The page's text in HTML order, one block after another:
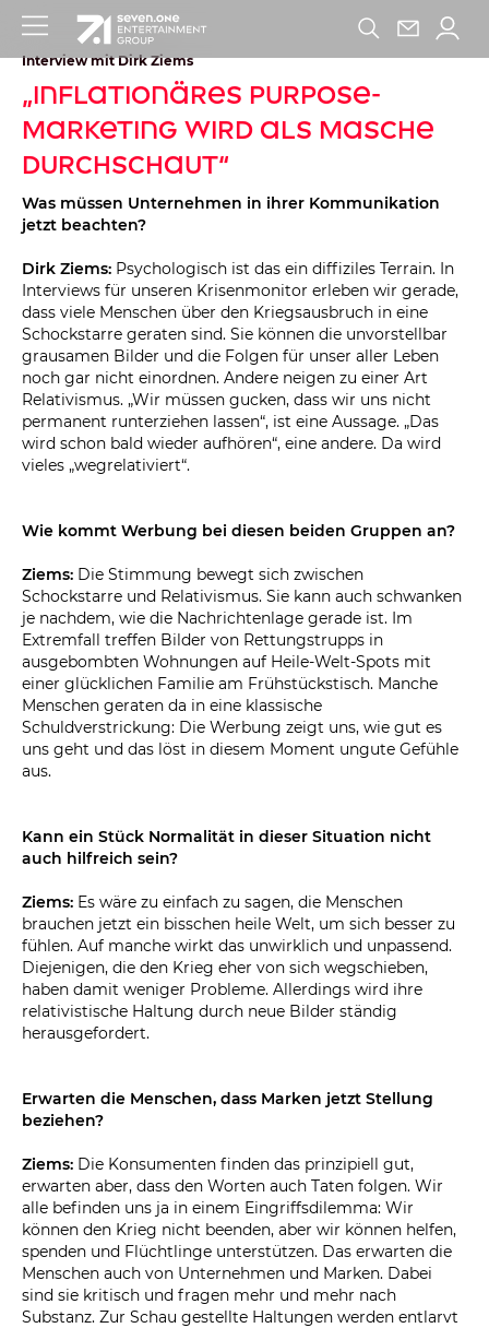
Interview mit Dirk Ziems
„Inflationäres Purpose-
Marketing wird als Masche
durchschaut“
Was müssen Unternehmen in ihrer Kommunikation
jetzt beachten?
Dirk Ziems: Psychologisch ist das ein diffiziles Terrain. In
Interviews für unseren Krisenmonitor erleben wir gerade,
dass viele Menschen über den Kriegsausbruch in eine
Schockstarre geraten sind. Sie können die unvorstellbar
grausamen Bilder und die Folgen für unser aller Leben
noch gar nicht einordnen. Andere neigen zu einer Art
Relativismus. „Wir müssen gucken, dass wir uns nicht
permanent runterziehen lassen“, ist eine Aussage. „Das
wird schon bald wieder aufhören“, eine andere. Da wird
vieles „wegrelativiert“.
Wie kommt Werbung bei diesen beiden Gruppen an?
Ziems: Die Stimmung bewegt sich zwischen
Schockstarre und Relativismus. Sie kann auch schwanken
je nachdem, wie die Nachrichtenlage gerade ist. Im
Extremfall treffen Bilder von Rettungstrupps in
ausgebombten Wohnungen auf Heile-Welt-Spots mit
einer glücklichen Familie am Frühstückstisch. Manche
Menschen geraten da in eine klassische
Schuldverstrickung: Die Werbung zeigt uns, wie gut es
uns geht und das löst in diesem Moment ungute Gefühle
aus.
Kann ein Stück Normalität in dieser Situation nicht
auch hilfreich sein?
Ziems: Es wäre zu einfach zu sagen, die Menschen
brauchen jetzt ein bisschen heile Welt, um sich besser zu
fühlen. Auf manche wirkt das unwirklich und unpassend.
Diejenigen, die den Krieg eher von sich wegschieben,
haben damit weniger Probleme. Allerdings wird ihre
relativistische Haltung durch neue Bilder ständig
herausgefordert.
Erwarten die Menschen, dass Marken jetzt Stellung
beziehen?
Ziems: Die Konsumenten finden das prinzipiell gut,
erwarten aber, dass den Worten auch Taten folgen. Wir
alle befinden uns ja in einem Eingriffsdilemma: Wir
können den Krieg nicht beenden, aber wir können helfen,
spenden und Flüchtlinge unterstützen. Das erwarten die
Menschen auch von Unternehmen und Marken. Dabei
sind sie kritisch und fragen mehr und mehr nach
Substanz. Zur Schau gestellte Haltungen werden entlarvt